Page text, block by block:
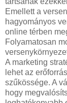
Emellett a
hagyományos
online térben
Folyamatosan
A marketing
lehet az
szűkössége. A
hogy